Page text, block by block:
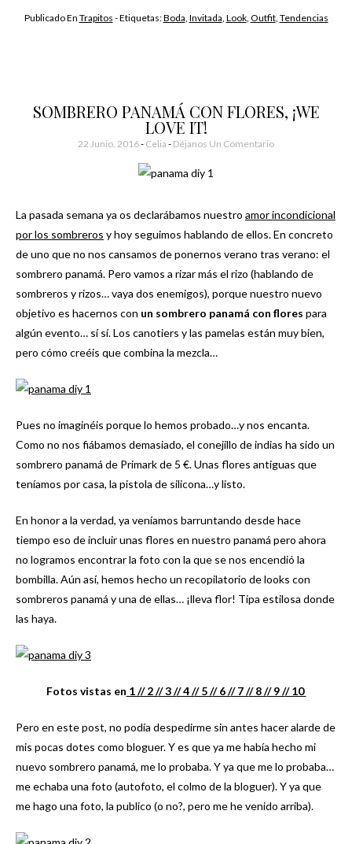
Publicado En Trapitos - Etiquetas:Boda, Invitada, Look, Outfit, Tendencias
SOMBRERO PANAMÁ CON FLORES, ¡WE
LOVE IT!
22 Junio, 2016- Celia Déjanos Un Comentario
La pasada semana ya os declarábamos nuestro amor incondicional
por los sombreros y hoy seguimos hablando de ellos. En concreto
de uno que no nos cansamos de ponernos verano tras verano: el
sombrero panamá. Pero vamos a rizar más el rizo (hablando de
sombreros y rizos… vaya dos enemigos), porque nuestro nuevo
objetivo es hacernos con un sombrero panamá con flores para
algún evento… sí sí. Los canotiers y las pamelas están muy bien,
pero cómo creéis que combina la mezcla…
Pues no imaginéis porque lo hemos probado…y nos encanta.
Como no nos fiábamos demasiado, el conejillo de indias ha sido un
sombrero panamá de Primark de 5 €. Unas flores antiguas que
teníamos por casa, la pistola de silicona…y listo.
En honor a la verdad, ya veníamos barruntando desde hace
tiempo eso de incluir unas flores en nuestro panamá pero ahora
no logramos encontrar la foto con la que se nos encendió la
bombilla. Aún así, hemos hecho un recopilatorio de looks con
sombreros panamá y una de ellas… ¡lleva flor! Tipa estilosa donde
las haya.
Fotos vistas en 1 // 2 // 3 // 4 // 5 // 6 // 7 // 8 // 9 // 10
Pero en este post, no podía despedirme sin antes hacer alarde de
mis pocas dotes como bloguer. Y es que ya me había hecho mi
nuevo sombrero panamá, me lo probaba. Y ya que me lo probaba…
me echaba una foto (autofoto, el colmo de la bloguer). Y ya que
me hago una foto, la publico (o no?, pero me he venido arriba).